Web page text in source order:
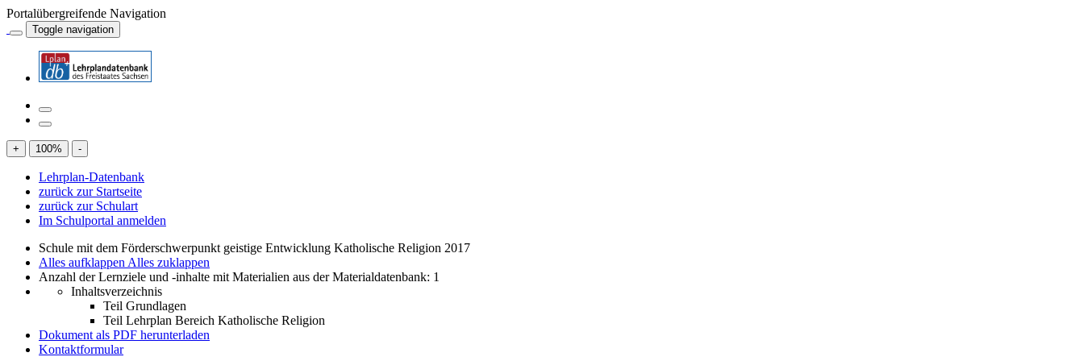
Portalübergreifende Navigation
Toggle navigation
+ 100% -
Lehrplan-Datenbank
zurück zur Startseite
zurück zur Schulart
Im Schulportal anmelden
Schule mit dem Förderschwerpunkt geistige Entwicklung Katholische Religion 2017
Alles aufklappen Alles zuklappen
Anzahl der Lernziele und -inhalte mit Materialien aus der Materialdatenbank: 1
Inhaltsverzeichnis
Teil Grundlagen
Teil Lehrplan Bereich Katholische Religion
Dokument als PDF herunterladen
Kontaktformular